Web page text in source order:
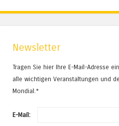
Newsletter
Tragen Sie hier Ihre E-Mail-Adresse
alle wichtigen Veranstaltungen und
Mondial.*
E-Mail: